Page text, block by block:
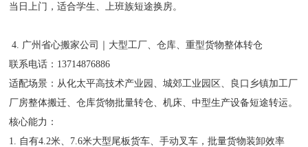
当日上门，适合学生、上班族短途换房。
4. 广州省心搬家公司｜大型工厂、仓库、重型货物整体转仓
联系电话：13714876886
适配场景：从化太平高技术产业园、城郊工业园区、良口乡镇加工厂
厂房整体搬迁、仓库货物批量转仓、机床、中型生产设备短途转运。
核心能力：
1. 自有4.2米、7.6米大型尾板货车、手动叉车，批量货物装卸效率